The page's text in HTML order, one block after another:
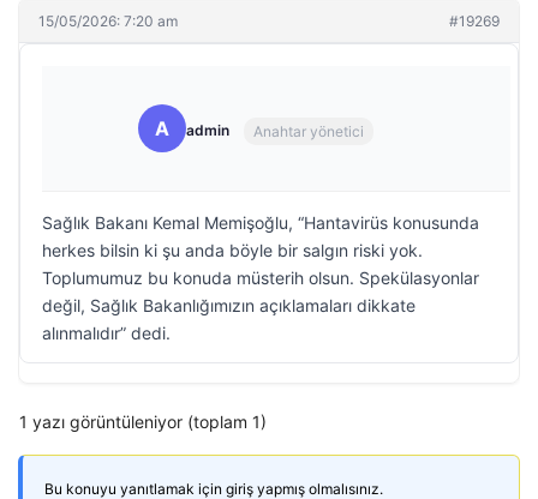
15/05/2026: 7:20 am #19269
A admin Anahtar yönetici
Sağlık Bakanı Kemal Memişoğlu, “Hantavirüs konusunda
herkes bilsin ki şu anda böyle bir salgın riski yok.
Toplumumuz bu konuda müsterih olsun. Spekülasyonlar
değil, Sağlık Bakanlığımızın açıklamaları dikkate
alınmalıdır” dedi.
1 yazı görüntüleniyor (toplam 1)
Bu konuyu yanıtlamak için giriş yapmış olmalısınız.